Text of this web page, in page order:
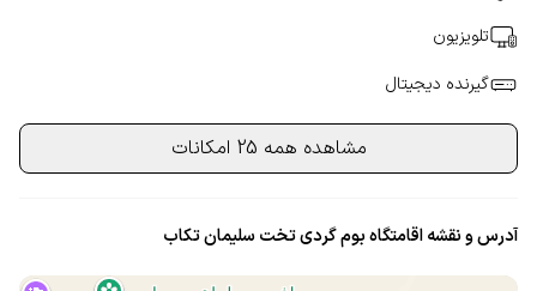
تلویزیون
گیرنده دیجیتال
مشاهده همه 25 امکانات
آدرس و نقشه اقامتگاه بوم گردی تخت سلیمان تکاب